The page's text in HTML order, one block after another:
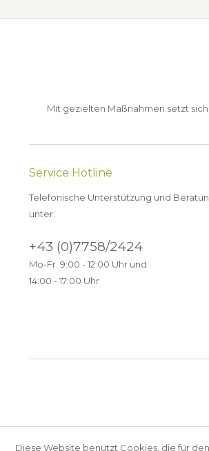
Mit gezielten Maßnahmen setzt
Service Hotline
Telefonische Unterstützung und
unter:
+43 (0)7758/2424
Mo-Fr. 9:00 - 12:00 Uhr und
14:00 - 17:00 Uhr
Diese Website benutzt Cookies, die für